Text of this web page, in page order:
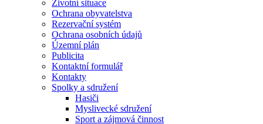
Životní situace
Ochrana obyvatelstva
Rezervační systém
Ochrana osobních údajů
Územní plán
Publicita
Kontaktní formulář
Kontakty
Spolky a sdružení
Hasiči
Myslivecké sdružení
Sport a zájmová činnost